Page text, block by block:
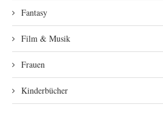
Fantasy
Film & Musik
Frauen
Kinderbücher